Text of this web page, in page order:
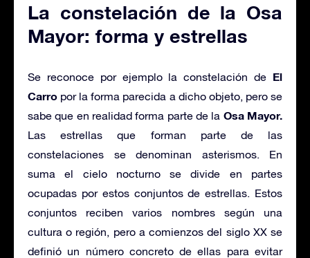
La constelación de la Osa
Mayor: forma y estrellas
Se reconoce por ejemplo la constelación de El
Carro por la forma parecida a dicho objeto, pero se
sabe que en realidad forma parte de la Osa Mayor.
Las estrellas que forman parte de las
constelaciones se denominan asterismos. En
suma el cielo nocturno se divide en partes
ocupadas por estos conjuntos de estrellas. Estos
conjuntos reciben varios nombres según una
cultura o región, pero a comienzos del siglo XX se
definió un número concreto de ellas para evitar